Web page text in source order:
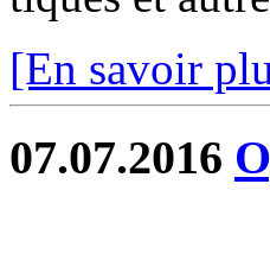
[En savoir
07.07.2016